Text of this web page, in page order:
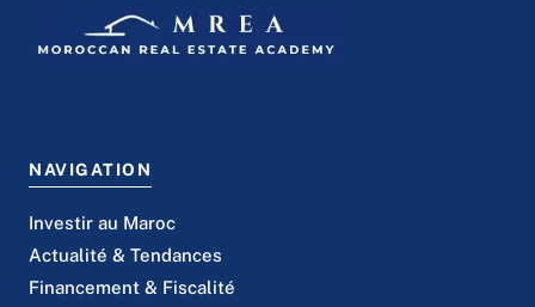
NAVIGATION
Investir au Maroc
Actualité & Tendances
Financement & Fiscalité